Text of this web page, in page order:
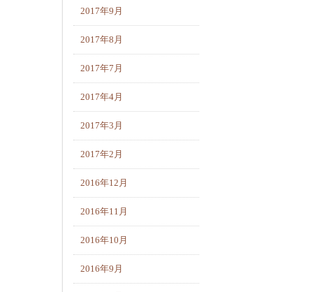
2017年9月
2017年8月
2017年7月
2017年4月
2017年3月
2017年2月
2016年12月
2016年11月
2016年10月
2016年9月